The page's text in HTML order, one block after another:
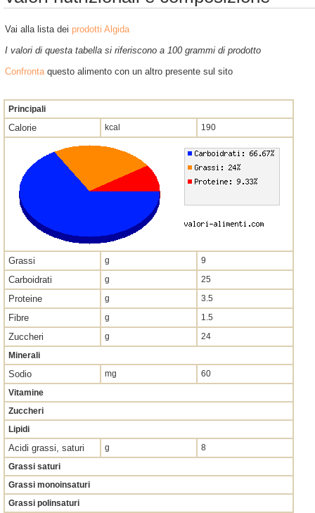
Vai alla lista dei prodotti Algida
I valori di questa tabella si riferiscono a 100 grammi di prodotto
Confrontaquesto alimento con un altro presente sul sito
Principali
Calorie kcal 190
Grassi g 9
Carboidrati g 25
Proteine g 3.5
Fibre g 1.5
Zuccheri g
24
Minerali
Sodio mg
60
Vitamine
Zuccheri
Lipidi
Acidi grassi, saturi g
8
Grassi saturi
Grassi monoinsaturi
Grassi polinsaturi